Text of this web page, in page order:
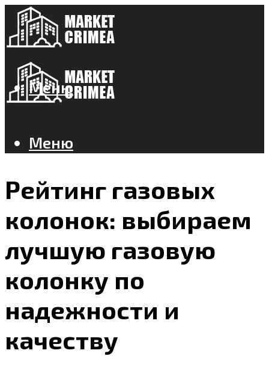
Меню
Меню
Рейтинг газовых
колонок: выбираем
лучшую газовую
колонку по
надежности и
качеству